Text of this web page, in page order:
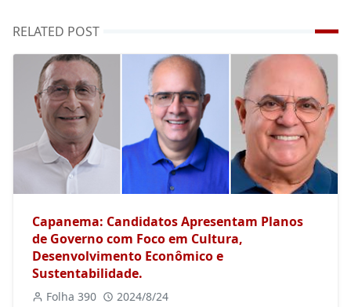
RELATED POST
Capanema: Candidatos Apresentam Planos
de Governo com Foco em Cultura,
Desenvolvimento Econômico e
Sustentabilidade.
Folha 390 2024/8/24